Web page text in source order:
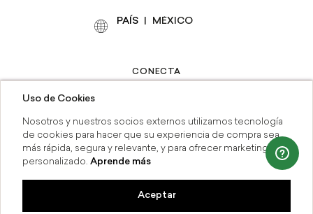
PAÍS
CONECTA
Uso de Cookies
Nosotros y nuestros socios externos utilizamos tecnología
de cookies para hacer que su experiencia de compra sea
más rápida, segura y relevante, y para ofrecer marketing
personalizado. Aprende más
Aceptar
Compra en línea y recoge en